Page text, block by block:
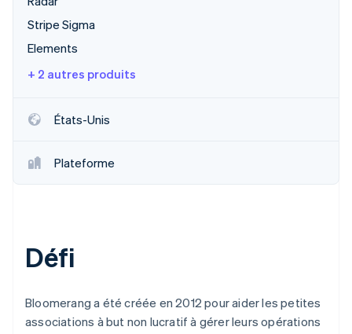
Stripe Sigma
Elements
+ 2 autres produits
États-Unis
Plateforme
Défi
Bloomerang a été créée en 2012 pour aider les petites
associations à but non lucratif à gérer leurs opérations